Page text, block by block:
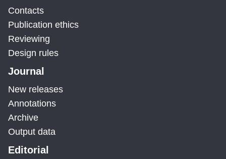
Contacts
Publication ethics
Reviewing
Design rules
Journal
New releases
Annotations
Archive
Output data
Editorial